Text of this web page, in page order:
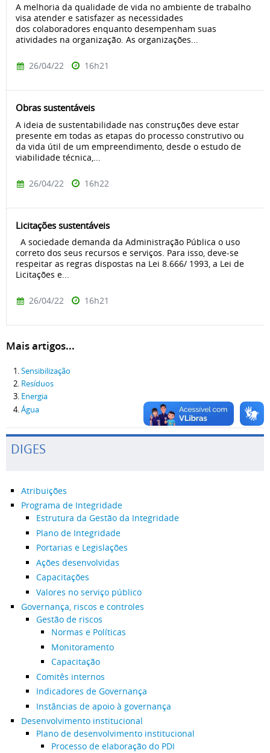
A melhoria da qualidade de vida no ambiente de trabalho
visa atender e satisfazer as necessidades
dos colaboradores enquanto desempenham suas
atividades na organização. As organizações...
26/04/22 16h21
Obras sustentáveis
A ideia de sustentabilidade nas construções deve estar
presente em todas as etapas do processo construtivo ou
da vida útil de um empreendimento, desde o estudo de
viabilidade técnica,...
26/04/22 16h22
Licitações sustentáveis
A sociedade demanda da Administração Pública o uso
correto dos seus recursos e serviços. Para isso, deve-se
respeitar as regras dispostas na Lei 8.666/ 1993, a Lei de
Licitações e...
26/04/22 16h21
Mais artigos...
Sensibilização
Resíduos
Energia
Água
DIGES
Atribuições
Programa de Integridade
Estrutura da Gestão da Integridade
Plano de Integridade
Portarias e Legislações
Ações desenvolvidas
Capacitações
Valores no serviço público
Governança, riscos e controles
Gestão de riscos
Normas e Políticas
Monitoramento
Capacitação
Comitês internos
Indicadores de Governança
Instâncias de apoio à governança
Desenvolvimento institucional
Plano de desenvolvimento institucional
Processo de elaboração do PDI